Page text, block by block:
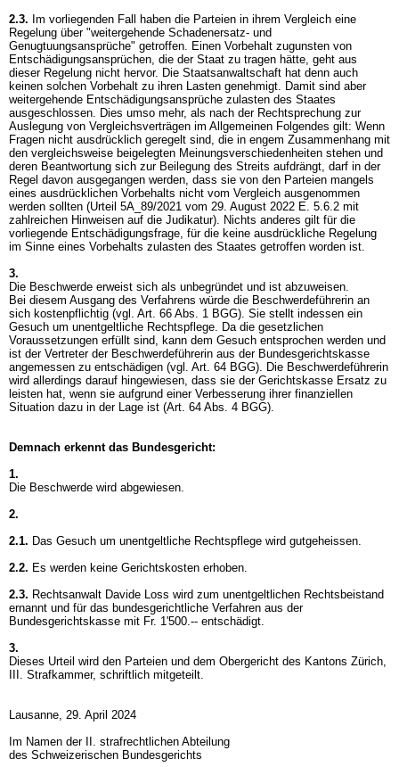
2.3. Im vorliegenden Fall haben die Parteien in ihrem Vergleich eine
Regelung über "weitergehende Schadenersatz- und
Genugtuungsansprüche" getroffen. Einen Vorbehalt zugunsten von
Entschädigungsansprüchen, die der Staat zu tragen hätte, geht aus
dieser Regelung nicht hervor. Die Staatsanwaltschaft hat denn auch
keinen solchen Vorbehalt zu ihren Lasten genehmigt. Damit sind aber
weitergehende Entschädigungsansprüche zulasten des Staates
ausgeschlossen. Dies umso mehr, als nach der Rechtsprechung zur
Auslegung von Vergleichsverträgen im Allgemeinen Folgendes gilt: Wenn
Fragen nicht ausdrücklich geregelt sind, die in engem Zusammenhang mit
den vergleichsweise beigelegten Meinungsverschiedenheiten stehen und
deren Beantwortung sich zur Beilegung des Streits aufdrängt, darf in der
Regel davon ausgegangen werden, dass sie von den Parteien mangels
eines ausdrücklichen Vorbehalts nicht vom Vergleich ausgenommen
werden sollten (Urteil 5A_89/2021 vom 29. August 2022 E. 5.6.2 mit
zahlreichen Hinweisen auf die Judikatur). Nichts anderes gilt für die
vorliegende Entschädigungsfrage, für die keine ausdrückliche Regelung
im Sinne eines Vorbehalts zulasten des Staates getroffen worden ist.
3.
Die Beschwerde erweist sich als unbegründet und ist abzuweisen.
Bei diesem Ausgang des Verfahrens würde die Beschwerdeführerin an
sich kostenpflichtig (vgl. Art. 66 Abs. 1 BGG). Sie stellt indessen ein
Gesuch um unentgeltliche Rechtspflege. Da die gesetzlichen
Voraussetzungen erfüllt sind, kann dem Gesuch entsprochen werden und
ist der Vertreter der Beschwerdeführerin aus der Bundesgerichtskasse
angemessen zu entschädigen (vgl. Art. 64 BGG). Die Beschwerdeführerin
wird allerdings darauf hingewiesen, dass sie der Gerichtskasse Ersatz zu
leisten hat, wenn sie aufgrund einer Verbesserung ihrer finanziellen
Situation dazu in der Lage ist (Art. 64 Abs. 4 BGG).
Demnach erkennt das Bundesgericht:
1.
Die Beschwerde wird abgewiesen.
2.
2.1. Das Gesuch um unentgeltliche Rechtspflege wird gutgeheissen.
2.2. Es werden keine Gerichtskosten erhoben.
2.3. Rechtsanwalt Davide Loss wird zum unentgeltlichen Rechtsbeistand
ernannt und für das bundesgerichtliche Verfahren aus der
Bundesgerichtskasse mit Fr. 1'500.-- entschädigt.
3.
Dieses Urteil wird den Parteien und dem Obergericht des Kantons Zürich,
III. Strafkammer, schriftlich mitgeteilt.
Lausanne, 29. April 2024
Im Namen der II. strafrechtlichen Abteilung
des Schweizerischen Bundesgerichts